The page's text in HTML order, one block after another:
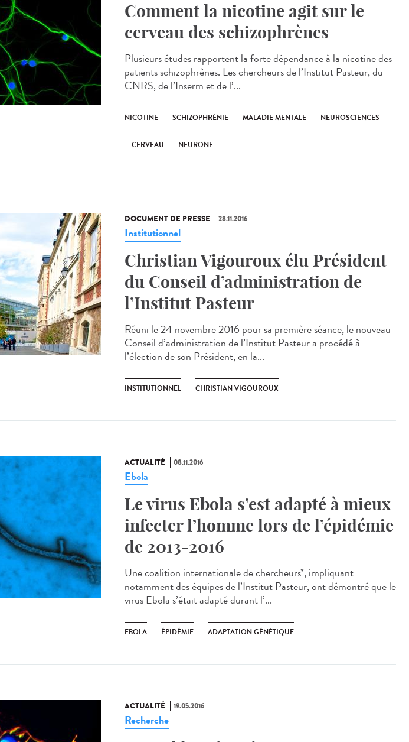
Comment la nicotine agit sur le
cerveau des schizophrènes
Plusieurs études rapportent la forte dépendance à la nicotine des
patients schizophrènes. Les chercheurs de l’Institut Pasteur, du
CNRS, de l’Inserm et de l’...
NICOTINE SCHIZOPHRÉNIE MALADIE MENTALE NEUROSCIENCES
CERVEAU NEURONE
DOCUMENT DE PRESSE 28.11.2016
Institutionnel
Christian Vigouroux élu Président
du Conseil d’administration de
l’Institut Pasteur
Réuni le 24 novembre 2016 pour sa première séance, le nouveau
Conseil d’administration de l’Institut Pasteur a procédé à
l’élection de son Président, en la...
INSTITUTIONNEL CHRISTIAN VIGOUROUX
ACTUALITÉ 08.11.2016
Ebola
Le virus Ebola s’est adapté à mieux
infecter l’homme lors de l’épidémie
de 2013-2016
Une coalition internationale de chercheurs*, impliquant
notamment des équipes de l’Institut Pasteur, ont démontré que le
virus Ebola s’était adapté durant l’...
EBOLA ÉPIDÉMIE ADAPTATION GÉNÉTIQUE
ACTUALITÉ 19.05.2016
Recherche